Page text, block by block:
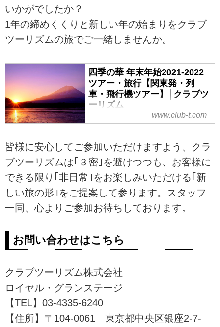
いかがでしたか？
1年の締めくくりと新しい年の始まりをクラブ
ツーリズムの旅でご一緒しませんか。
四季の華 年末年始2021-2022
ツアー・旅行【関東発・列
車・飛行機ツアー】│クラブツ
ーリズム
クラブツーリズムの最上級国内旅
季の華」で、年末年始に優雅で特
別な時間を過ごしませんか？飛行
機、グリーン車で行く旅や国内最
上級バス「ロイヤルクルーザー」
で行くバスツアーをご紹介。
www.club-t.com
皆様に安心してご参加いただけますよう、クラ
ブツーリズムは｢３密｣を避けつつも、お客様に
できる限り｢非日常｣をお楽しみいただける｢新
しい旅の形｣をご提案して参ります。スタッフ
一同、心よりご参加お待ちしております。
お問い合わせはこちら
クラブツーリズム株式会社
ロイヤル・グランステージ
【TEL】03-4335-6240
【住所】〒104-0061 東京都中央区銀座2-7-